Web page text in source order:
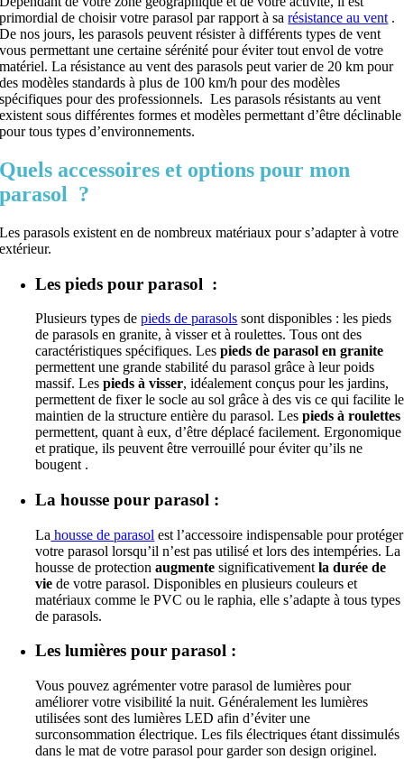
primordial de choisir votre parasol par rapport à sarésistance au vent .
De nos jours, les parasols peuvent résister à différents types de vent
vous permettant une certaine sérénité pour éviter tout envol de votre
matériel. La résistance au vent des parasols peut varier de 20 km pour
des modèles standards à plus de 100 km/h pour des modèles
spécifiques pour des professionnels. Les parasols résistants au vent
existent sous différentes formes et modèles permettant d’être déclinable
pour tous types d’environnements.
Quels accessoires et options pour mon
parasol ?
Les parasols existent en de nombreux matériaux pour s’adapter à votre
extérieur.
Les pieds pour parasol :
Plusieurs types depieds de parasols sont disponibles : les pieds
de parasols en granite, à visser et à roulettes. Tous ont des
caractéristiques spécifiques. Lespieds de parasol en granite
permettent une grande stabilité du parasol grâce à leur poids
massif. Les pieds à visser, idéalement conçus pour les jardins,
permettent de fixer le socle au sol grâce à des vis ce qui facilite le
maintien de la structure entière du parasol. Lespieds à roulettes
permettent, quant à eux, d’être déplacé facilement. Ergonomique
et pratique, ils peuvent être verrouillé pour éviter qu’ils ne
bougent .
La housse pour parasol :
La housse de parasol est l’accessoire indispensable pour protéger
votre parasol lorsqu’il n’est pas utilisé et lors des intempéries. La
housse de protectionaugmente significativementla durée de
vie de votre parasol. Disponibles en plusieurs couleurs et
matériaux comme le PVC ou le raphia, elle s’adapte à tous types
de parasols.
Les lumières pour parasol :
Vous pouvez agrémenter votre parasol de lumières pour
améliorer votre visibilité la nuit. Généralement les lumières
utilisées sont des lumières LED afin d’éviter une
surconsommation électrique. Les fils électriques étant dissimulés
dans le mat de votre parasol pour garder son design originel.